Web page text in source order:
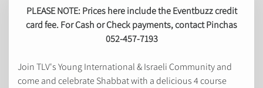
PLEASE NOTE: Prices here include the Eventbuzz credit
card fee. For Cash or Check payments, contact Pinchas
052-457-7193
Join TLV's Young International & Israeli Community and
come and celebrate Shabbat with a delicious 4 course